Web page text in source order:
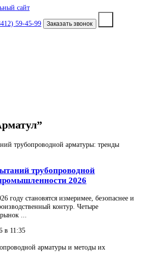
(8412) 59-45-99 Заказать звонок
промышленности 2026
году становятся измеримее,
контур. Четыре
рынок ...
в 11:35